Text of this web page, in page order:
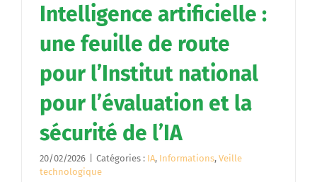
Intelligence artificielle :
une feuille de route
pour l’Institut national
pour l’évaluation et la
sécurité de l’IA
20/02/2026 Catégories : IA, Informations, Veille
technologique